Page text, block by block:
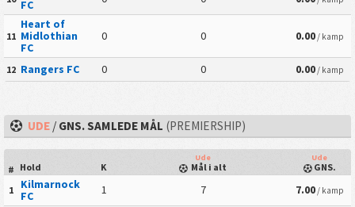
FC
11
Heart of
Midlothian
FC
0 0 0.00/ kamp
12 Rangers FC 0 0 0.00/ kamp
UDE /GNS. SAMLEDE MÅL (PREMIERSHIP)
# Hold K
Ude
Mål i alt
Ude
GNS.
1
Kilmarnock
FC
1 7 7.00/ kamp